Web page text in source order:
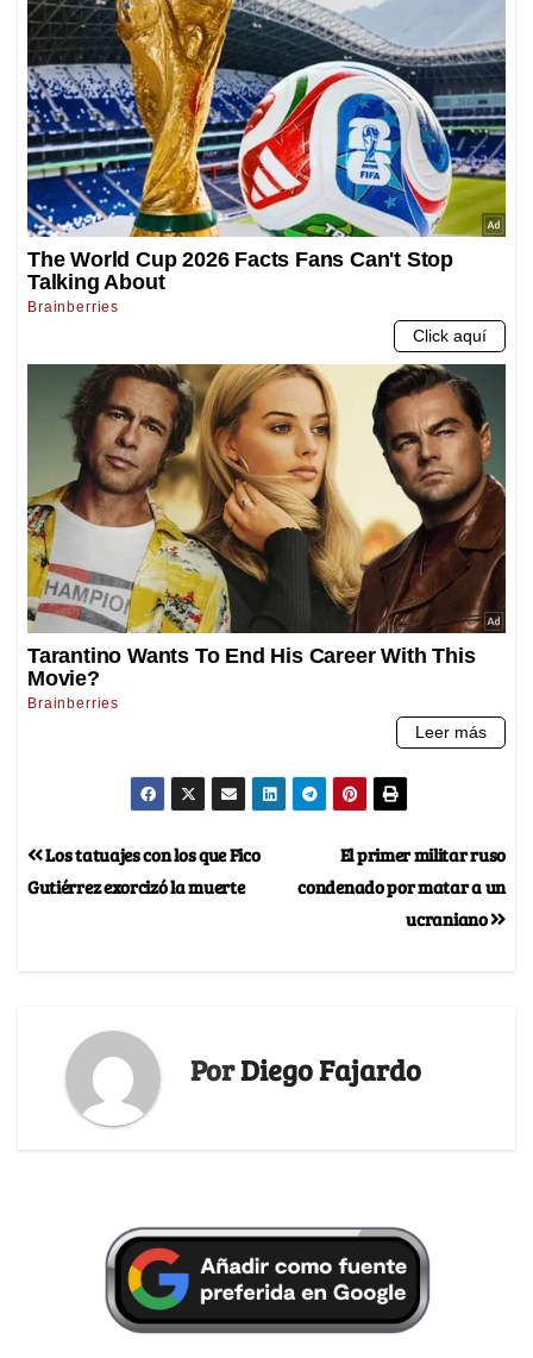
El primer militar ruso
condenado por matar a un
ucraniano
Los tatuajes con los que Fico
Gutiérrez exorcizó la muerte
PorDiego Fajardo